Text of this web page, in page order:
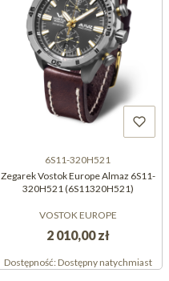
6S11-320H521
Zegarek Vostok Europe Almaz 6S11-
320H521 (6S11320H521)
VOSTOK EUROPE
2 010,00 zł
Dostępność:Dostępny natychmiast